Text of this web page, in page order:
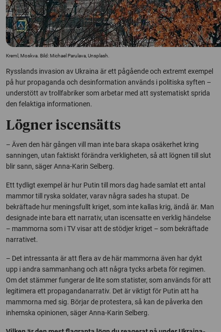
Kreml, Moskva. Bild: Michael Parulava, Unsplash.
Rysslands invasion av Ukraina är ett pågående och extremt exempel
på hur propaganda och desinformation används i politiska syften –
understött av trollfabriker som arbetar med att systematiskt sprida
den felaktiga informationen.
Lögner iscensätts
– Även den här gången vill man inte bara skapa osäkerhet kring
sanningen, utan faktiskt förändra verkligheten, så att lögnen till slut
blir sann, säger Anna-Karin Selberg.
Ett tydligt exempel är hur Putin till mors dag hade samlat ett antal
mammor till ryska soldater, varav några sades ha stupat. De
bekräftade hur meningsfullt kriget, som inte kallas krig, ändå är. Man
designade inte bara ett narrativ, utan iscensatte en verklig händelse
– mammorna som i TV visar att de stödjer kriget – som bekräftade
narrativet.
– Det intressanta är att flera av de här mammorna även har dykt
upp i andra sammanhang och att några tycks arbeta för regimen.
Om det stämmer fungerar de lite som statister, som används för att
legitimera ett propagandanarrativ. Det är viktigt för Putin att ha
mammorna med sig. Börjar de protestera, så kan de påverka den
inhemska opinionen, säger Anna-Karin Selberg.